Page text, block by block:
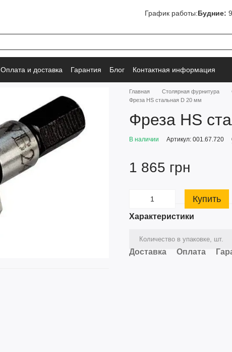
График работы:Будние:
Оплата и доставка Гарантия Блог Контактная информация
Главная Столярная фурнитура
Фреза HS стальная D 20 мм
Фреза HS
В наличии Артикул: 001.67.720
1 865 грн
Купить
Характеристики
Количество в упаковке, шт.
Доставка Оплата